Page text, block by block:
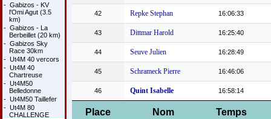
- Gabizos - KV
l'Omi Agut (3.5
km)
- Gabizos - La
Berbeillet (20 km)
- Gabizos Sky
Race 30km
- Ut4M 40 vercors
- Ut4M 40
Chartreuse
- Ut4M50
Belledonne
- Ut4M50 Taillefer
- Ut4M 80
CHALLENGE
Place Nom Temps
42 Repke Stephan 16:06:33
43 Dittmar Harold 16:25:40
44 Seuve Julien 16:28:49
45 Schrameck Pierre 16:46:06
46 Quint Isabelle 16:58:14